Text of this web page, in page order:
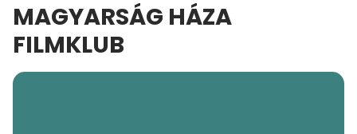
MAGYARSÁG HÁZA
FILMKLUB